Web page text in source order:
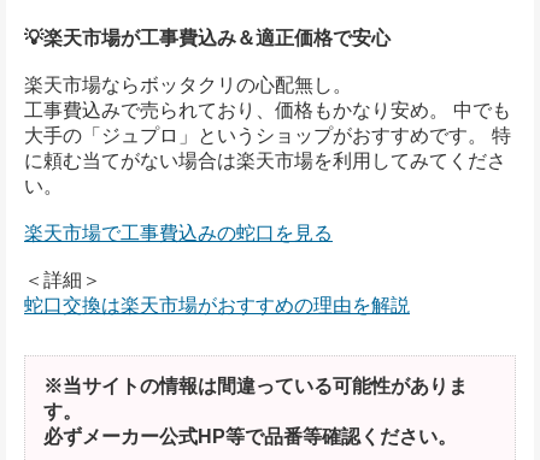
💡楽天市場が工事費込み＆適正価格で安心
楽天市場ならボッタクリの心配無し。
工事費込みで売られており、価格もかなり安め。 中でも
大手の「ジュプロ」というショップがおすすめです。 特
に頼む当てがない場合は楽天市場を利用してみてくださ
い。
楽天市場で工事費込みの蛇口を見る
＜詳細＞
蛇口交換は楽天市場がおすすめの理由を解説
※当サイトの情報は間違っている可能性がありま
す。
必ずメーカー公式HP等で品番等確認ください。